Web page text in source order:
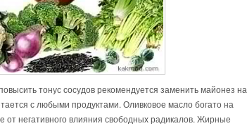
тонус сосудов рекомендуется заменить майонез на
с любыми продуктами. Оливковое масло богато на
негативного влияния свободных радикалов. Жирные